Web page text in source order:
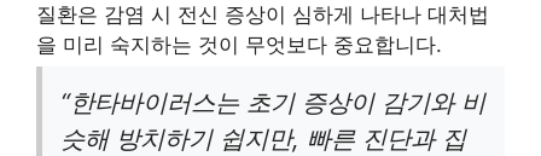
질환은 감염 시 전신 증상이 심하게 나타나 대처법
을 미리 숙지하는 것이 무엇보다 중요합니다.
“한타바이러스는 초기 증상이 감기와 비
슷해 방치하기 쉽지만, 빠른 진단과 집